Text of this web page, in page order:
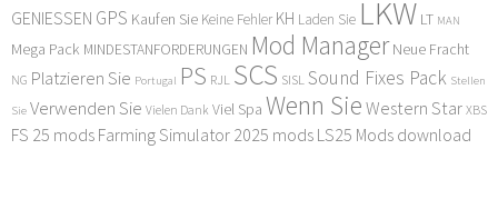
GENIESSEN GPS Kaufen Sie Keine Fehler KH Laden Sie LKW LT MAN
Mega Pack MINDESTANFORDERUNGEN Mod Manager Neue Fracht
NG Platzieren Sie Portugal PS RJL SCS SISL Sound Fixes Pack Stellen
Sie Verwenden Sie Vielen Dank Viel Spa Wenn Sie Western Star XBS
FS 25 mods Farming Simulator 2025 mods LS25 Mods download